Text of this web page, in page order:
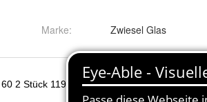
Marke: Zwiesel Glas